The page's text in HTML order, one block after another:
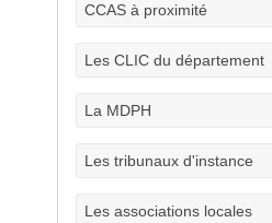
CCAS à proximité
Les CLIC du département
La MDPH
Les tribunaux d'instance
Les associations locales